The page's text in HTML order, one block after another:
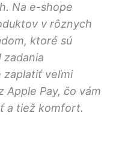
Na e-shope
v rôznych
ktoré sú
zaplatiť veľmi
Apple Pay, čo vám
a tiež komfort.